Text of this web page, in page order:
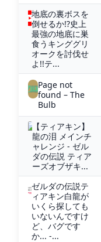
地底の裏ボスを
倒せるか!?史上
最強の地底に巣
食うキンググリ
オークを討伐せ
よ!!テ...
Page not
found – The
Bulb
【ティアキン】
龍の泪 メインチ
ャレンジ - ゼル
ダの伝説 ティア
ーズオブザキ...
ゼルダの伝説テ
ィアキン白龍が
いくら探しても
いないんですけ
ど、バグです
か... -...